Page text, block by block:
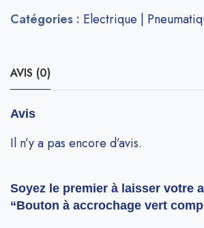
Catégories : Electrique |
AVIS (0)
Avis
Il n’y a pas encore d’avis.
Soyez le premier à laisser votre
“Bouton à accrochage vert